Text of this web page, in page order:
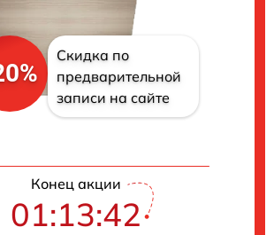
Скидка по
предварительной
записи на сайте
Конец акции
01:13:41